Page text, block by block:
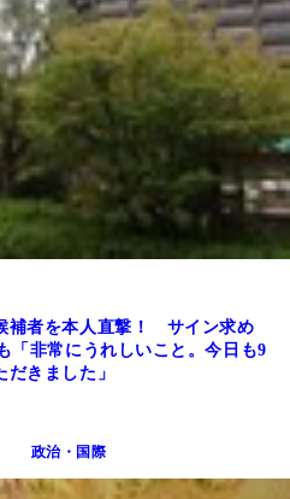
補者を本人直撃！ サイン求め
「非常にうれしいこと。今日も9
きました」
政治・国際